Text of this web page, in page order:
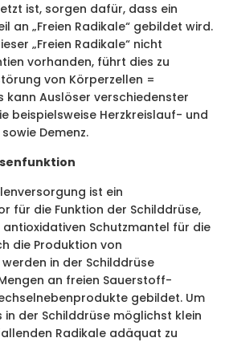
ist, sorgen dafür, dass ein
an „Freien Radikale“ gebildet wird.
„Freien Radikale“ nicht
vorhanden, führt dies zu
von Körperzellen =
kann Auslöser verschiedenster
beispielsweise Herzkreislauf- und
Demenz.
ist ein
für die Funktion der Schilddrüse,
Schutzmantel für die
die Produktion von
in der Schilddrüse
an freien Sauerstoff-
gebildet. Um
in der Schilddrüse möglichst klein
Radikale adäquat zu